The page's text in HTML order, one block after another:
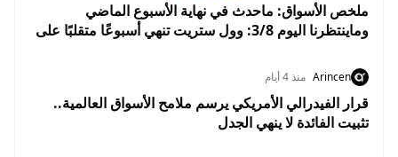
ملخص الأسواق: ماحدث في نهاية الأسبوع الماضي
وماينتظرنا اليوم 3/8: وول ستريت تنهي أسبوعًا متقلبًا على
Arincen منذ 4 أيام
قرار الفيدرالي الأمريكي يرسم ملامح الأسواق العالمية..
تثبيت الفائدة لا ينهي الجدل